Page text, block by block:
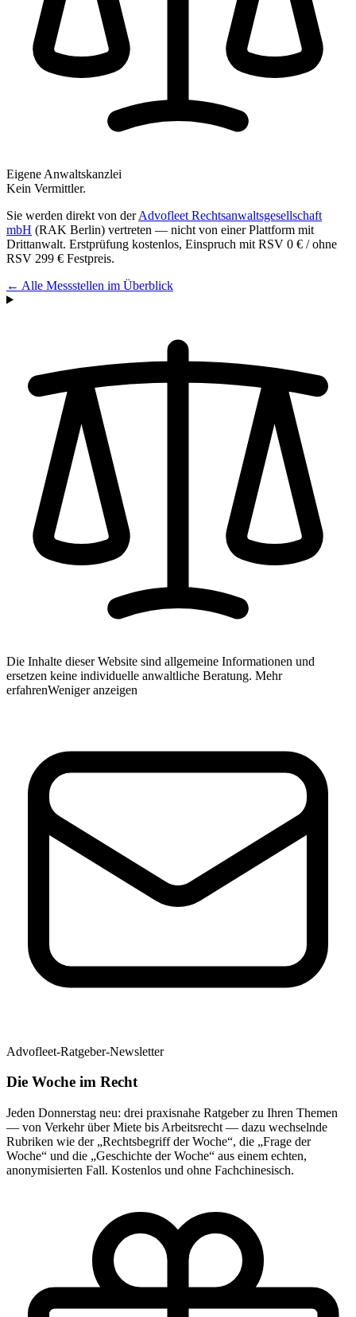
Eigene Anwaltskanzlei
Kein Vermittler.
Sie werden direkt von der Advofleet Rechtsanwaltsgesellschaft
mbH (RAK Berlin) vertreten — nicht von einer Plattform mit
Drittanwalt. Erstprüfung kostenlos, Einspruch mit RSV 0 € / ohne
RSV 299 € Festpreis.
← Alle Messstellen im Überblick
Die Inhalte dieser Website sind allgemeine Informationen und
ersetzen keine individuelle anwaltliche Beratung. Mehr
erfahrenWeniger anzeigen
Advofleet-Ratgeber-Newsletter
Die Woche im Recht
Jeden Donnerstag neu: drei praxisnahe Ratgeber zu Ihren Themen
— von Verkehr über Miete bis Arbeitsrecht — dazu wechselnde
Rubriken wie der „Rechtsbegriff der Woche“, die „Frage der
Woche“ und die „Geschichte der Woche“ aus einem echten,
anonymisierten Fall. Kostenlos und ohne Fachchinesisch.